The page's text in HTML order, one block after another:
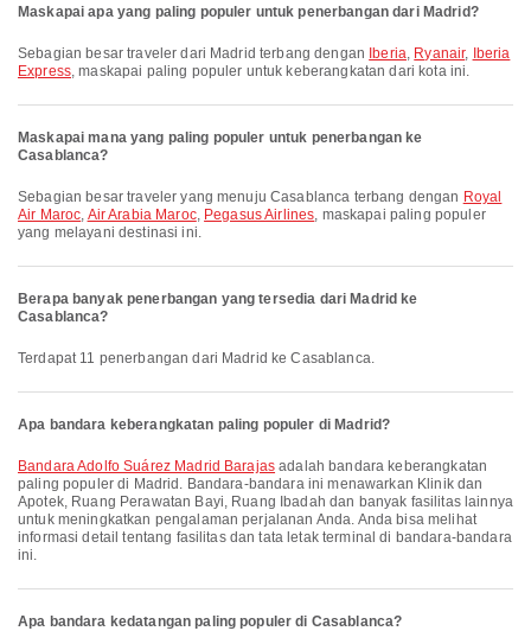
Maskapai apa yang paling populer untuk penerbangan dari Madrid?
Sebagian besar traveler dari Madrid terbang dengan Iberia, Ryanair, Iberia
Express, maskapai paling populer untuk keberangkatan dari kota ini.
Maskapai mana yang paling populer untuk penerbangan ke
Casablanca?
Sebagian besar traveler yang menuju Casablanca terbang dengan Royal
Air Maroc, Air Arabia Maroc, Pegasus Airlines, maskapai paling populer
yang melayani destinasi ini.
Berapa banyak penerbangan yang tersedia dari Madrid ke
Casablanca?
Terdapat 11 penerbangan dari Madrid ke Casablanca.
Apa bandara keberangkatan paling populer di Madrid?
Bandara Adolfo Suárez Madrid Barajas adalah bandara keberangkatan
paling populer di Madrid. Bandara-bandara ini menawarkan Klinik dan
Apotek, Ruang Perawatan Bayi, Ruang Ibadah dan banyak fasilitas lainnya
untuk meningkatkan pengalaman perjalanan Anda. Anda bisa melihat
informasi detail tentang fasilitas dan tata letak terminal di bandara-bandara
ini.
Apa bandara kedatangan paling populer di Casablanca?